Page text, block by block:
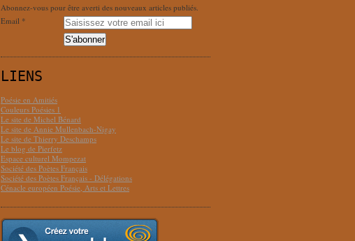
Abonnez-vous pour être averti des nouveaux articles publiés.
Email
LIENS
Poésie en Amitiés
Couleurs Poésies 1
Le site de Michel Bénard
Le site de Annie Mullenbach-Nigay
Le site de Thierry Deschamps
Le blog de Pierfetz
Espace culturel Mompezat
Société des Poètes Français
Société des Poètes Français - Délégations
Cénacle européen Poésie, Arts et Lettres